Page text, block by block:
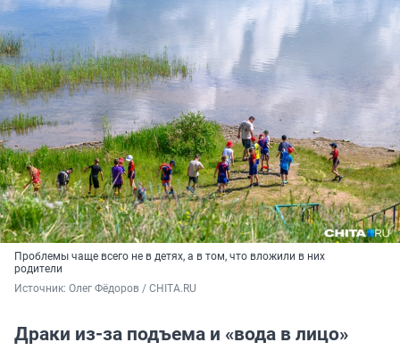
Проблемы чаще всего не в детях, а в том, что вложили в них
родители
Источник: Олег Фёдоров / CHITA.RU
Драки из-за подъема и «вода в лицо»